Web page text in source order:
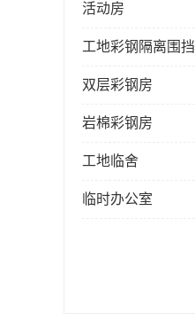
活动房
工地彩钢隔离围挡
双层彩钢房
岩棉彩钢房
工地临舍
临时办公室